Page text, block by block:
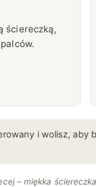
ściereczką,
i wolisz, aby
– miękka